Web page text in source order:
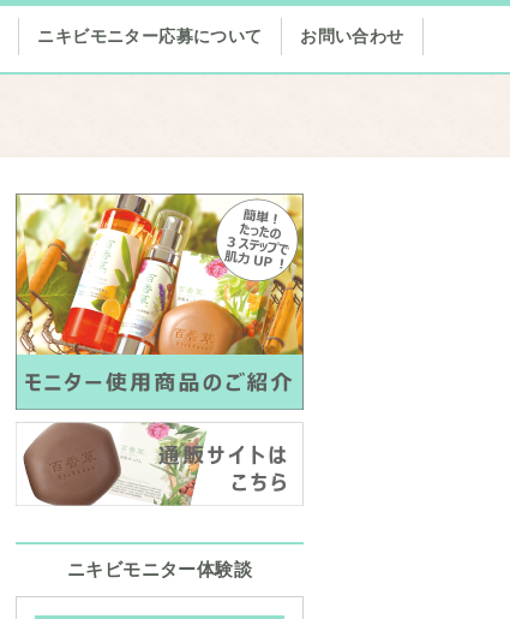
ニキビモニター応募について お問い合わせ
ニキビモニター体験談